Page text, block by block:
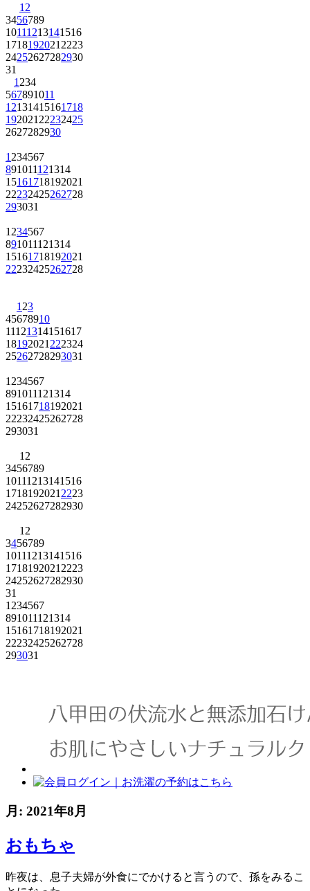
1 2
3456789
10111213141516
1718192021 2223
24252627282930
31
1 234
567891011
12131415161718
192021 22232425
2627282930
1 234567
891011121314
15161718192021
22232425262728
293031
1 234567
891011121314
15161718192021
22232425262728
1 23
45678910
11121314151617
18192021 222324
25262728293031
1 234567
891011121314
15161718192021
22232425262728
293031
1 2
3456789
10111213141516
1718192021 2223
24252627282930
1 2
3456789
10111213141516
1718192021 2223
24252627282930
31
1 234567
891011121314
15161718192021
22232425262728
293031
月: 2021年8月
おもちゃ
昨夜は、息子夫婦が外食にでかけると言うので、孫をみるこ